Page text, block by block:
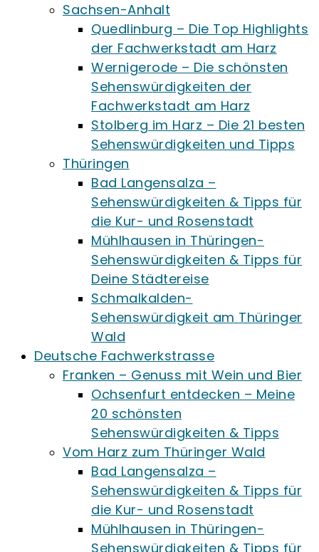
Sachsen-Anhalt
Quedlinburg – Die Top Highlights
der Fachwerkstadt am Harz
Wernigerode – Die schönsten
Sehenswürdigkeiten der
Fachwerkstadt am Harz
Stolberg im Harz – Die 21 besten
Sehenswürdigkeiten und Tipps
Thüringen
Bad Langensalza –
Sehenswürdigkeiten & Tipps für
die Kur- und Rosenstadt
Mühlhausen in Thüringen-
Sehenswürdigkeiten & Tipps für
Deine Städtereise
Schmalkalden-
Sehenswürdigkeit am Thüringer
Wald
Deutsche Fachwerkstrasse
Franken – Genuss mit Wein und Bier
Ochsenfurt entdecken – Meine
20 schönsten
Sehenswürdigkeiten & Tipps
Vom Harz zum Thüringer Wald
Bad Langensalza –
Sehenswürdigkeiten & Tipps für
die Kur- und Rosenstadt
Mühlhausen in Thüringen-
Sehenswürdigkeiten & Tipps für